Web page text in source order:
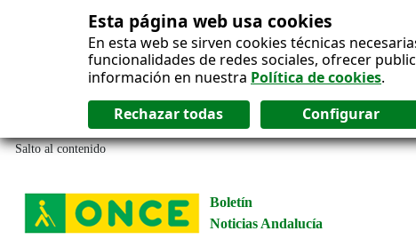
Esta página web usa cookies
En esta web se sirven cookies técnicas
funcionalidades de redes sociales, ofrecer
información en nuestra Política de cookies.
Salto al contenido
Boletín
Noticias Andalucía